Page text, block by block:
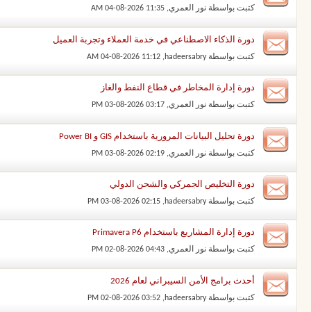
كتبت بواسطة نور العمري‏, 04-08-2026 11:35 AM
دورة الذكاء الاصطناعي في خدمة العملاء وتجربة العميل
كتبت بواسطةhadeersabry
‏, 04-08-2026 11:12 AM
دورة إدارة المخاطر في قطاع النفط والغاز
كتبت بواسطة نور العمري‏, 03-08-2026 03:17 PM
دورة تحليل البيانات المرورية باستخدام GIS و Power BI
كتبت بواسطة نور العمري‏, 03-08-2026 02:19 PM
دورة التخليص الجمركي والشحن الدولي
كتبت بواسطةhadeersabry
‏, 03-08-2026 02:15 PM
دورة إدارة المشاريع باستخدام Primavera P6
كتبت بواسطة نور العمري‏, 02-08-2026 04:43 PM
أحدث برامج الأمن السيبراني لعام 2026
كتبت بواسطةhadeersabry
‏, 02-08-2026 03:52 PM